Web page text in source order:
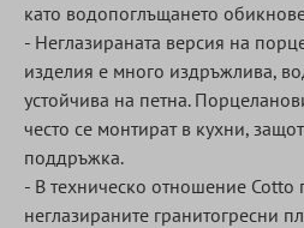
като водопоглъщането
- Неглазираната версия на
изделия е много издръжлива,
устойчива на петна.
често се монтират в кухни,
поддръжка.
- В техническо отношение Cotto
неглазираните гранитогресни